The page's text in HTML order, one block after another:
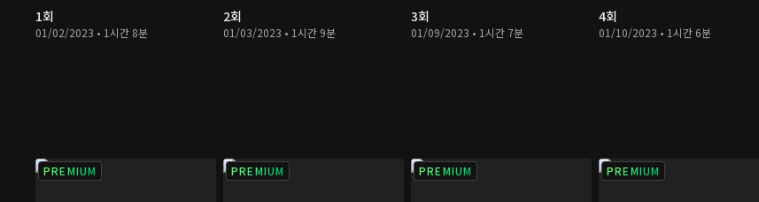
1회
01/02/2023 • 1시간 8분
2회
01/03/2023 • 1시간 9분
3회
01/09/2023 • 1시간 7분
4회
01/10/2023 • 1시간 6분
PREMIUM PREMIUM PREMIUM PREMIUM